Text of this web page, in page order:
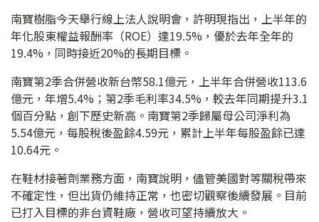
南寶樹脂今天舉行線上法人說明會，許明現指出，上半年的
年化股東權益報酬率（ROE）達19.5%，優於去年全年的
19.4%，同時接近20%的長期目標。
南寶第2季合併營收新台幣58.1億元，上半年合併營收113.6
億元，年增5.4%；第2季毛利率34.5%，較去年同期提升3.1
個百分點，創下歷史新高。南寶第2季歸屬母公司淨利為
5.54億元，每股稅後盈餘4.59元，累計上半年每股盈餘已達
10.64元。
在鞋材接著劑業務方面，南寶說明，儘管美國對等關稅帶來
不確定性，但出貨仍維持正常，也密切觀察後續發展。目前
已打入目標的非台資鞋廠，營收可望持續放大。